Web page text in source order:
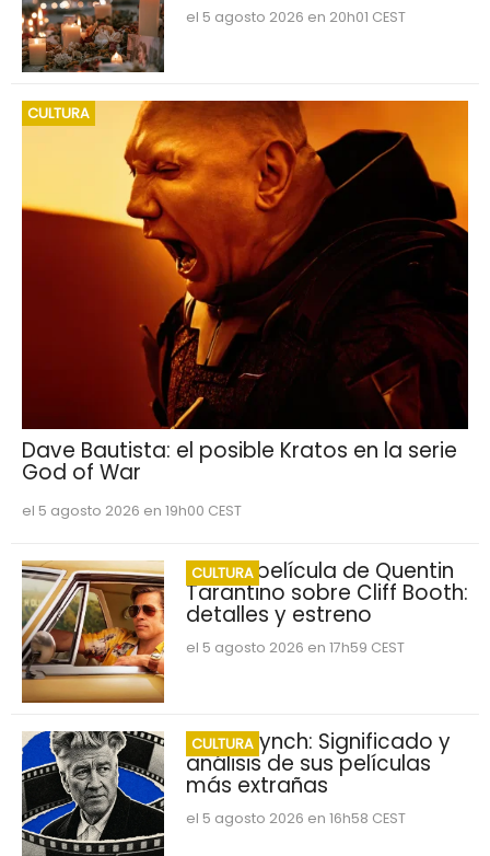
el 5 agosto 2026 en 20h01 CEST
CULTURA
Dave Bautista: el posible Kratos en la serie
God of War
el 5 agosto 2026 en 19h00 CEST
CULTURA
Nueva película de Quentin
Tarantino sobre Cliff Booth:
detalles y estreno
el 5 agosto 2026 en 17h59 CEST
CULTURA
David Lynch: Significado y
análisis de sus películas
más extrañas
el 5 agosto 2026 en 16h58 CEST